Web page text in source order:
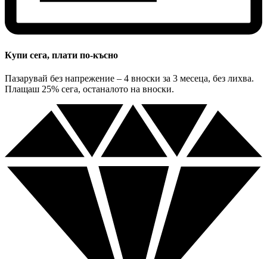
Купи сега, плати по-късно
Пазарувай без напрежение – 4 вноски за 3 месеца, без лихва.
Плащаш 25% сега, останалото на вноски.